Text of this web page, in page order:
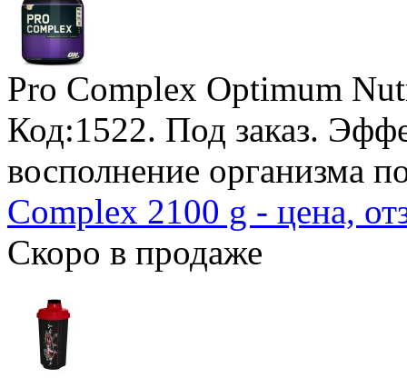
Pro Complex Optimum
Код:1522. Под заказ.
восполнение организма
Complex 2100 g - цена,
Скоро в продаже